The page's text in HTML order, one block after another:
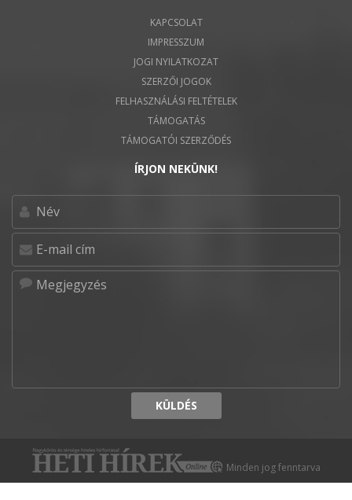
KAPCSOLAT
IMPRESSZUM
JOGI NYILATKOZAT
SZERZŐI JOGOK
FELHASZNÁLÁSI FELTÉTELEK
TÁMOGATÁS
TÁMOGATÓI SZERZŐDÉS
ÍRJON NEKÜNK!
KÜLDÉS
Minden jog fenntarva